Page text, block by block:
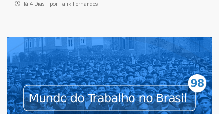
Há 4 Dias - por Tarik Fernandes